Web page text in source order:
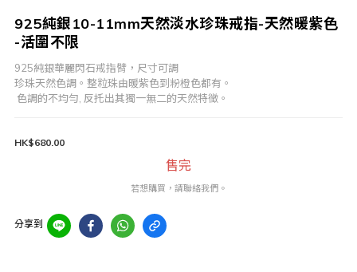
925純銀10-11mm天然淡水珍珠戒指-天然暖紫色
-活圍不限
925純銀華麗閃石戒指臂，尺寸可調
珍珠天然色調。整粒珠由暖紫色到粉橙色都有。
色調的不均勻, 反托出其獨一無二的天然特徵。
HK$680.00
售完
若想購買，請聯絡我們。
分享到